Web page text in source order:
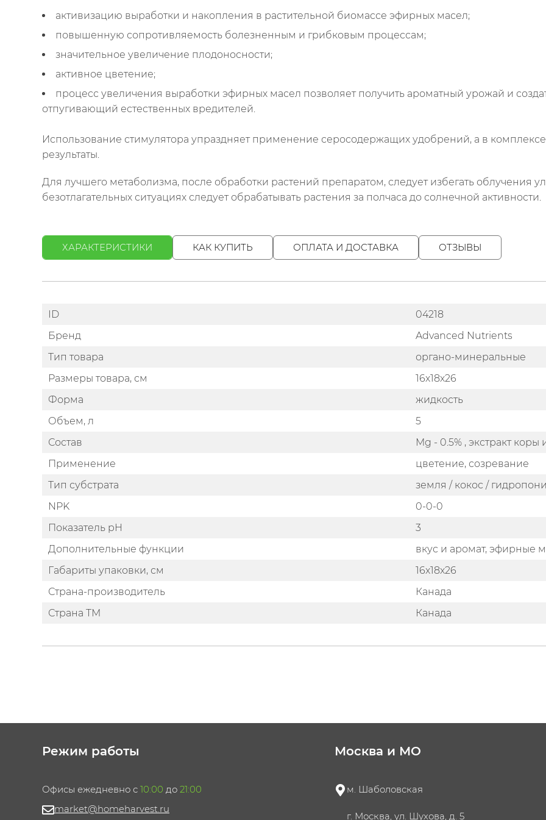
активизацию выработки и накопления в растительной биомассе эфирных масел;
повышенную сопротивляемость болезненным и грибковым процессам;
значительное увеличение плодоносности;
активное цветение;
процесс увеличения выработки эфирных масел позволяет получить ароматный урожай и
отпугивающий естественных вредителей.
Использование стимулятора упраздняет применение серосодержащих удобрений, а в
результаты.
Для лучшего метаболизма, после обработки растений препаратом, следует избегать облучения
безотлагательных ситуациях следует обрабатывать растения за полчаса до солнечной активности.
ХАРАКТЕРИСТИКИ КАК КУПИТЬ ОПЛАТА И ДОСТАВКА ОТЗЫВЫ
ID
04218
Бренд
Advanced Nutrients
Тип товара
органо-минеральные
Размеры товара, см
16х18х26
Форма
жидкость
Объем, л
5
Состав
Mg - 0.5% , экстракт коры
Применение
цветение, созревание
Тип субстрата
земля / кокос /
NPK
0-0-0
Показатель pH
3
Дополнительные функции
вкус и аромат, эфирные
Габариты упаковки, см
16x18x26
Страна-производитель
Канада
Страна ТМ
Канада
Режим работы
Офисы ежедневно с 10:00 до 21:00
market@homeharvest.ru
Москва и МО
м. Шаболовская
г. Москва, ул. Шухова, д. 5